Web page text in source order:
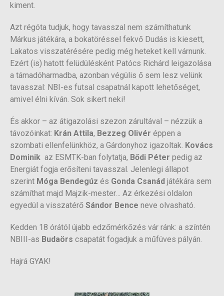
kiment.
Azt régóta tudjuk, hogy tavasszal nem számíthatunk
Márkus játékára, a bokatöréssel fekvő Dudás is kiesett,
Lakatos visszatérésére pedig még heteket kell várnunk.
Ezért (is) hatott felüdülésként Patócs Richárd leigazolása
a támadóharmadba, azonban végülis ő sem lesz velünk
tavasszal: NBI-es futsal csapatnál kapott lehetőséget,
amivel élni kíván. Sok sikert neki!
És akkor – az átigazolási szezon zárultával – nézzük a
távozóinkat: Krán Attila, Bezzeg Olivér éppen a
szombati ellenfelünkhöz, a Gárdonyhoz igazoltak. Kovács
Dominik az ESMTK-ban folytatja, Bődi Péter pedig az
Energiát fogja erősíteni tavasszal. Jelenlegi állapot
szerint Móga Bendegúz és Gonda Csanád játékára sem
számíthat majd Majzik-mester… Az érkezési oldalon
egyedül a visszatérő Sándor Bence neve olvasható.
Kedden 18 órától újabb edzőmérkőzés vár ránk: a színtén
NBIII-as Budaörs csapatát fogadjuk a műfüves pályán.
Hajrá GYAK!